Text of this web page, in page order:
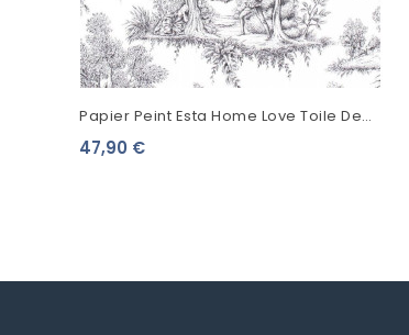
Papier Peint Esta Home Love Toile De
Jouy Noir 136820
47,90 €